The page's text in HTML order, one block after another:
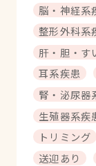
脳・神経系
整形外科系
肝・胆・す
耳系疾患
腎・泌尿器
生殖器系疾
トリミング
送迎あり